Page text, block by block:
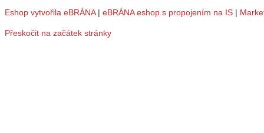
Eshop vytvořila eBRÁNA| eBRÁNA eshop s propojením na IS |
Přeskočit na začátek stránky